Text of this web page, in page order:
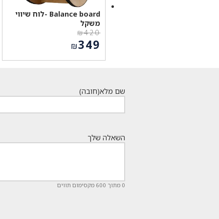
Balance board -לוח שיווי
משקל
₪420
המחיר
המקורי
היה:
₪349
שם מלא(חובה)
השאלה שלך
0 מתוך 600 מקסימום תווים